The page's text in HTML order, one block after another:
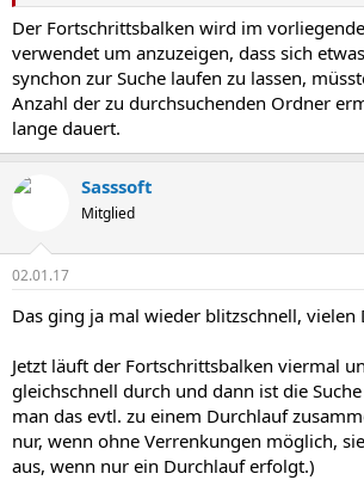
Der Fortschrittsbalken wird im
verwendet um anzuzeigen, dass sich
synchon zur Suche laufen zu lassen,
Anzahl der zu durchsuchenden Ordner
lange dauert.
Sasssoft
Mitglied
02.01.17
Das ging ja mal wieder blitzschnell, vielen
Jetzt läuft der Fortschrittsbalken viermal
gleichschnell durch und dann ist die
man das evtl. zu einem Durchlauf
nur, wenn ohne Verrenkungen möglich,
aus, wenn nur ein Durchlauf erfolgt.)